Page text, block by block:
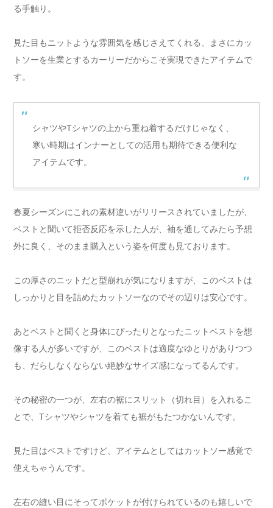
る手触り。
見た目もニットような雰囲気を感じさえてくれる、まさにカッ
トソーを生業とするカーリーだからこそ実現できたアイテムで
す。
シャツやTシャツの上から重ね着するだけじゃなく、
寒い時期はインナーとしての活用も期待できる便利な
アイテムです。
春夏シーズンにこれの素材違いがリリースされていましたが、
ベストと聞いて拒否反応を示した人が、袖を通してみたら予想
外に良く、そのまま購入という姿を何度も見ております。
この厚さのニットだと型崩れが気になりますが、このベストは
しっかりと目を詰めたカットソーなのでその辺りは安心です。
あとベストと聞くと身体にぴったりとなったニットベストを想
像する人が多いですが、このベストは適度なゆとりがありつつ
も、だらしなくならない絶妙なサイズ感になってるんです。
その秘密の一つが、左右の裾にスリット（切れ目）を入れるこ
とで、Tシャツやシャツを着ても裾がもたつかないんです。
見た目はベストですけど、アイテムとしてはカットソー感覚で
使えちゃうんです。
左右の縫い目にそってポケットが付けられているのも嬉しいで